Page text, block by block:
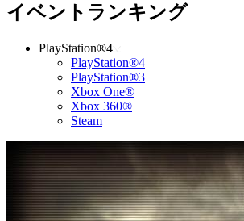
イベントランキング
PlayStation®4
PlayStation®4
PlayStation®3
Xbox One®
Xbox 360®
Steam